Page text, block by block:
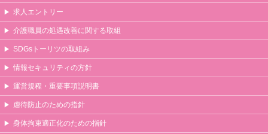
求人エントリー
介護職員の処遇改善に関する取組
SDGsトーリツの取組み
情報セキュリティの方針
運営規程・重要事項説明書
虐待防止のための指針
身体拘束適正化のための指針